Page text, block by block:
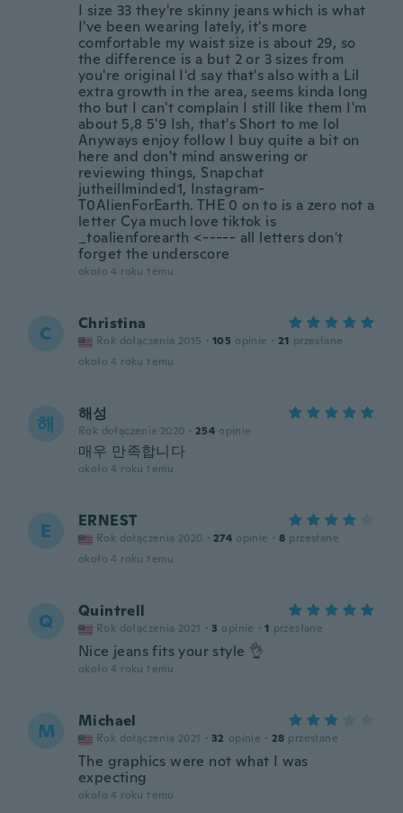
I size 33 they're skinny jeans which is what
I've been wearing lately, it's more
comfortable my waist size is about 29, so
the difference is a but 2 or 3 sizes from
you're original I'd say that's also with a Lil
extra growth in the area, seems kinda long
tho but I can't complain I still like them I'm
about 5,8 5'9 Ish, that's Short to me lol
Anyways enjoy follow I buy quite a bit on
here and don't mind answering or
reviewing things, Snapchat
jutheillminded1, Instagram-
T0AlienForEarth. THE 0 on to is a zero not a
letter Cya much love tiktok is
_toalienforearth <----- all letters don't
forget the underscore
około 4 roku temu
C Christina
Rok dołączenia 2015 · 105 opinie · 21 przesłane
około 4 roku temu
해 해성
Rok dołączenia 2020 · 254 opinie
매우 만족합니다
około 4 roku temu
E ERNEST
Rok dołączenia 2020 · 274 opinie · 8 przesłane
około 4 roku temu
Q Quintrell
Rok dołączenia 2021 · 3 opinie · 1 przesłane
Nice jeans fits your style 👌
około 4 roku temu
M Michael
Rok dołączenia 2021 · 32 opinie · 28 przesłane
The graphics were not what I was
expecting
około 4 roku temu